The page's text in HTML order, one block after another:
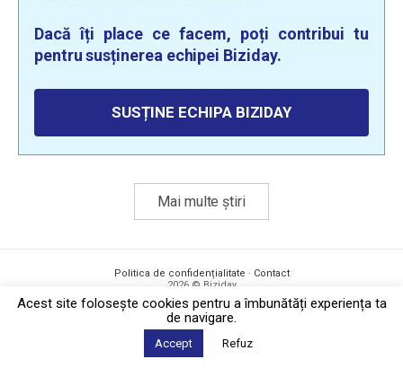
Dacă îți place ce facem, poți contribui tu
pentru susținerea echipei Biziday.
SUSȚINE ECHIPA BIZIDAY
Mai multe știri
Politica de confidențialitate · Contact
2026 © Biziday
Acest site foloseşte cookies pentru a îmbunătăți experiența ta
de navigare.
Accept Refuz